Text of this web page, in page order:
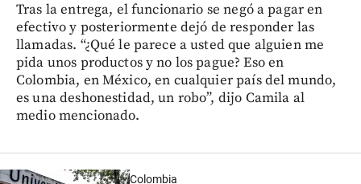
Tras la entrega, el funcionario se negó a pagar en
efectivo y posteriormente dejó de responder las
llamadas. “¿Qué le parece a usted que alguien me
pida unos productos y no los pague? Eso en
Colombia, en México, en cualquier país del mundo,
es una deshonestidad, un robo”, dijo Camila al
medio mencionado.
Colombia